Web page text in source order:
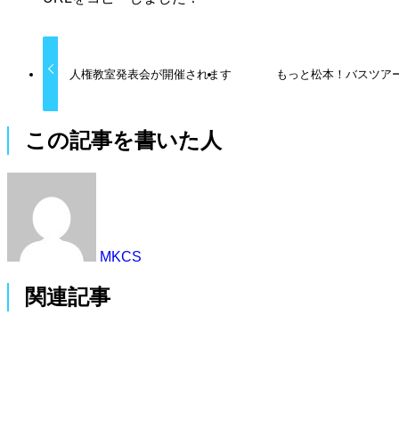
人権教室発表会が開催されます もっと松本！バスツア
この記事を書いた人
MKCS
関連記事